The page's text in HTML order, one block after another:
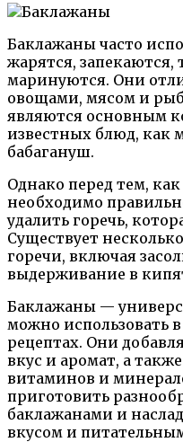
Баклажаны часто
жарятся, запекаются,
маринуются. Они
овощами, мясом и
являются основным
известных блюд, как
бабагануш.
Однако перед тем,
необходимо
удалить горечь,
Существует
горечи, включая
выдерживание в
Баклажаны —
можно использовать
рецептах. Они
вкус и аромат, а
витаминов и
приготовить
баклажанами и
вкусом и